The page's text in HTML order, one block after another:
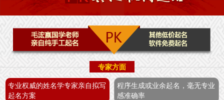
专家方面
专业权威的姓名学专家亲自拟写
起名方案
程序生成或业余起名，毫无专业
感准确率